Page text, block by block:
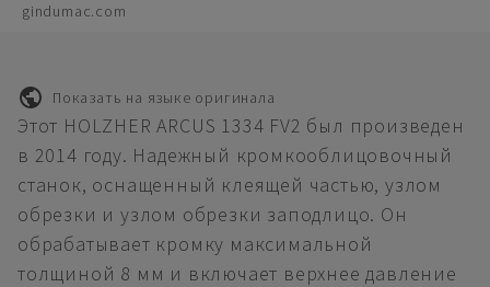
gindumac.com
Показать на языке оригинала
Этот HOLZHER ARCUS 1334 FV2 был произведен
в 2014 году. Надежный кромкооблицовочный
станок, оснащенный клеящей частью, узлом
обрезки и узлом обрезки заподлицо. Он
обрабатывает кромку максимальной
толщиной 8 мм и включает верхнее давление